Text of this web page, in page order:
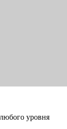
уровня